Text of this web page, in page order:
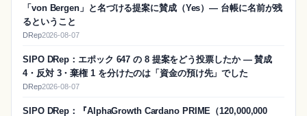
「von Bergen」と名づける提案に賛成（Yes）― 台帳に名前が残
るということ
DRep2026-08-07
SIPO DRep：エポック 647 の 8 提案をどう投票したか ― 賛成
4・反対 3・棄権 1 を分けたのは「資金の預け先」でした
DRep2026-08-07
SIPO DRep：『AlphaGrowth Cardano PRIME（120,000,000